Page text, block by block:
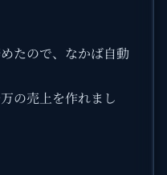
たので、なかば自動
の売上を作れまし